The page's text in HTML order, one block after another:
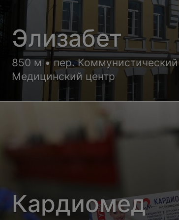
Элизабет
850 м • пер. Коммунистический
Медицинский центр
Кардиомед